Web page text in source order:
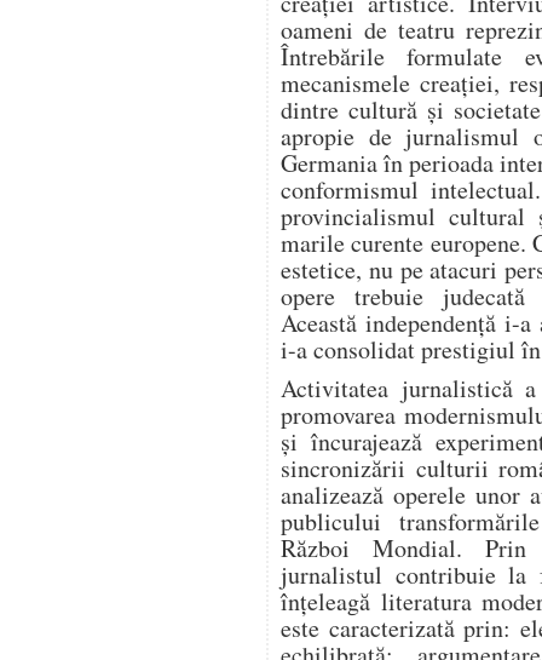
oameni de teatru
Întrebările formulate
mecanismele creației,
dintre cultură și
apropie de jurnalismul
Germania în perioada
conformismul
provincialismul
marile curente europene.
estetice, nu pe atacuri
opere trebuie
Această independență i-
i-a consolidat prestigiul
Activitatea jurnalistică
promovarea
și încurajează
sincronizării culturii
analizează operele unor
publicului
Război Mondial. Prin
jurnalistul contribuie la
înțeleagă literatura
este caracterizată prin: